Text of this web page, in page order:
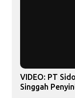
VIDEO: PT
Singgah